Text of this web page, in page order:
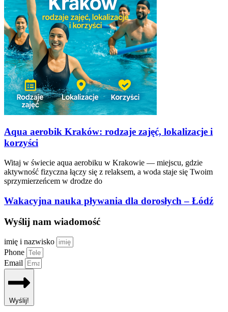
Aqua aerobik Kraków: rodzaje zajęć, lokalizacje i
korzyści
Witaj w świecie aqua aerobiku w Krakowie — miejscu, gdzie
aktywność fizyczna łączy się z relaksem, a woda staje się Twoim
sprzymierzeńcem w drodze do
Wakacyjna nauka pływania dla dorosłych – Łódź
Wyślij nam wiadomość
imię i nazwisko
Phone
Email
Wyślij!